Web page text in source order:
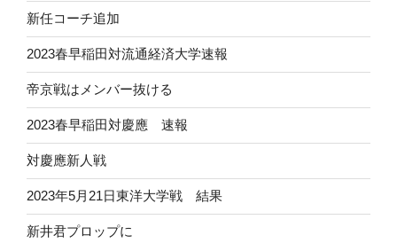
新任コーチ追加
2023春早稲田対流通経済大学速報
帝京戦はメンバー抜ける
2023春早稲田対慶應 速報
対慶應新人戦
2023年5月21日東洋大学戦 結果
新井君プロップに